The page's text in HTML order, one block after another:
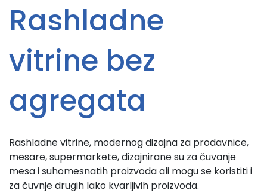
Rashladne
vitrine bez
agregata
Rashladne vitrine, modernog dizajna za prodavnice,
mesare, supermarkete, dizajnirane su za čuvanje
mesa i suhomesnatih proizvoda ali mogu se koristiti i
za čuvnje drugih lako kvarljivih proizvoda.